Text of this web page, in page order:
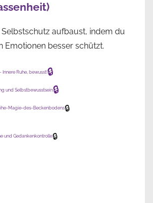
aufbaust, indem du
Emotionen besser schützt.
🔒
🔒
🔒
🔒